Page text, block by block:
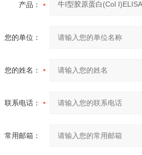
产品：
您的单位：
您的姓名：
联系电话：
常用邮箱：